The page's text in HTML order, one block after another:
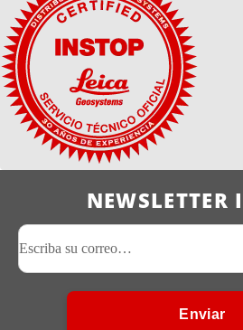
NEWSLETTER
Enviar